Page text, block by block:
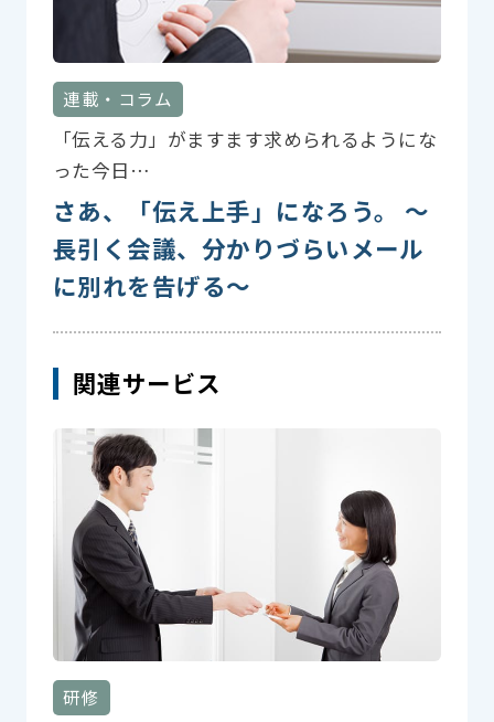
連載・コラム
「伝える力」がますます求められるようにな
った今日…
さあ、「伝え上手」になろう。 〜
長引く会議、分かりづらいメール
に別れを告げる〜
関連サービス
研修